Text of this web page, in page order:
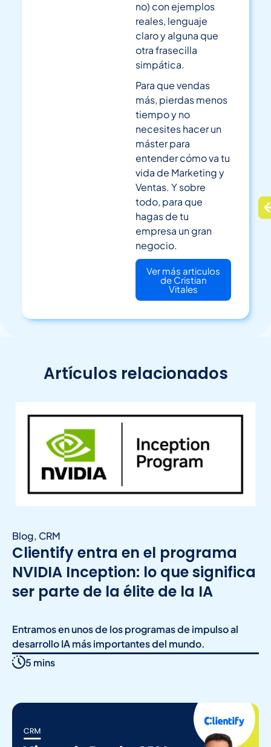
no) con ejemplos
reales, lenguaje
claro y alguna que
otra frasecilla
simpática.
Para que vendas
más, pierdas menos
tiempo y no
necesites hacer un
máster para
entender cómo va tu
vida de Marketing y
Ventas. Y sobre
todo, para que
hagas de tu
empresa un gran
negocio.
Ver más articulos
de Cristian
Vitales
Artículos relacionados
Blog, CRM
Clientify entra en el programa
NVIDIA Inception: lo que significa
ser parte de la élite de la IA
Entramos en unos de los programas de impulso al
desarrollo IA más importantes del mundo.
5 mins